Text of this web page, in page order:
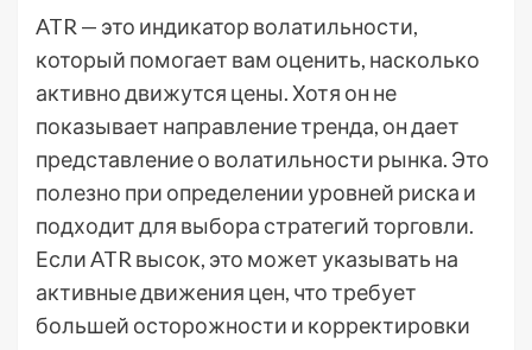
ATR — это индикатор волатильности,
который помогает вам оценить, насколько
активно движутся цены. Хотя он не
показывает направление тренда, он дает
представление о волатильности рынка. Это
полезно при определении уровней риска и
подходит для выбора стратегий торговли.
Если ATR высок, это может указывать на
активные движения цен, что требует
большей осторожности и корректировки